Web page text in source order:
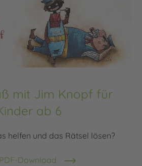
mit Jim Knopf für
ab 6
helfen und das Rätsel lösen?
Download